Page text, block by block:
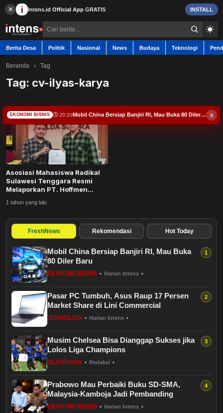
× Intens.id Official App GRATIS INSTALL
Berita Desa Politik Nasional News Budaya Teknologi
Contact
Politik
Nasional
News
Budaya
Teknologi
Pendidikan
Bursa
Hukum dan Kriminal
Kesehatan
Olahraga
Ekonomi Bisnis
Beranda › Tag
Tag: cv-ilyas-karya
Asosiasi Mahasiswa Radikal
Sulawesi Tenggara Resmi
Melaporkan PT. Hoffmen
1 tahun yang lalu
FreshNews Rekomendasi Hot Today
Mobil China Bersiap Banjiri RI, Mau Buka
80 Diler Baru
EKONOMI BISNIS • Harian Intens •
Pasar PC Tumbuh, Asus Raup 17 Persen
Market Share di Lini Commercial
TEKNOLOGI • Harian Intens •
Musim Chelsea Bisa Dianggap Sukses jika
Lolos Liga Champions
OLAHRAGA • Redaksi •
Prabowo Mau Perbaiki Buku SD-SMA,
Malaysia-Kamboja Jadi Pembanding
EKONOMI BISNIS • Harian Intens •
x
EKONOMI BISNIS 20:20 Mobil China Bersiap Banjiri RI, Mau Buka 80 Diler Baru